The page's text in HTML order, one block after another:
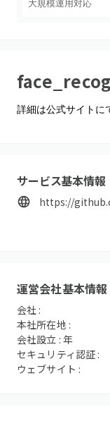
大規模運用対応
詳細は公式サイトに
サービス基本情報
https://
運営会社基本情報
会社 :
本社所在地 :
会社設立 : 年
セキュリティ認証 :
ウェブサイト :